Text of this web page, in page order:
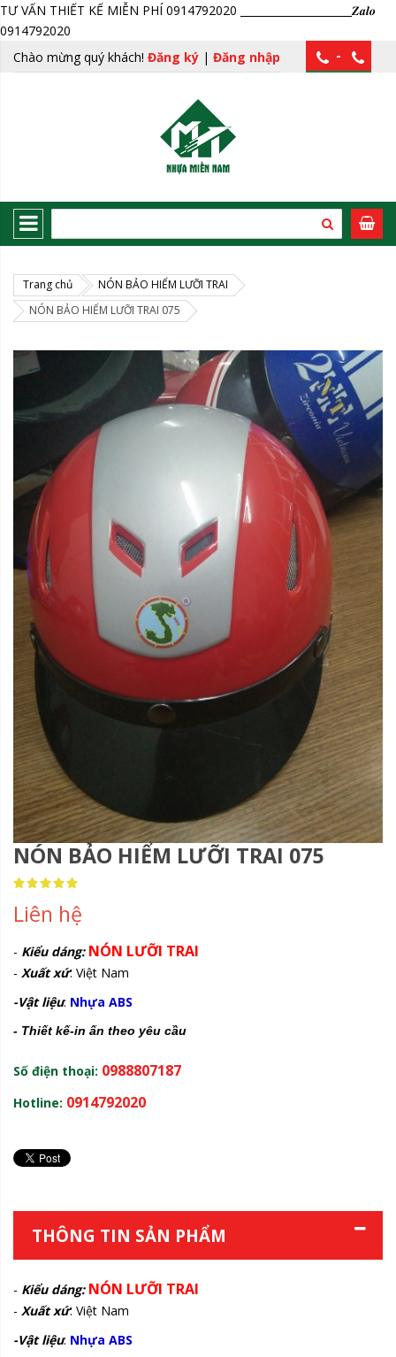
TƯ VẤN THIẾT KẾ MIỄN PHÍ 0914792020 _____________________𝒁𝒂𝒍𝒐
0914792020
Chào mừng quý khách! Đăng ký | Đăng nhập -
Trang chủ
NÓN BẢO HIỂM LƯỠI TRAI
NÓN BẢO HIỂM LƯỠI TRAI 075
NÓN BẢO HIỂM LƯỠI TRAI 075
Rating:
100
% of100
Liên hệ
- Kiểu dáng: NÓN LƯỠI TRAI
- Xuất xứ: Việt Nam
-Vật liệu: Nhựa ABS
- Thiết kế-in ấn theo yêu cầu
Số điện thoại: 0988807187
Hotline: 0914792020
THÔNG TIN SẢN PHẨM
- Kiểu dáng: NÓN LƯỠI TRAI
- Xuất xứ: Việt Nam
-Vật liệu: Nhựa ABS